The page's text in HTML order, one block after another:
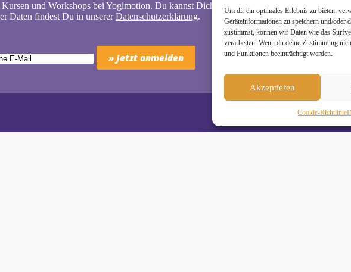
Um dir ein optimales Erlebnis zu bieten,
Geräteinformationen zu speichern und/oder
zustimmst, können wir Daten wie das
verarbeiten. Wenn du deine Zustimmung
und Funktionen beeinträchtigt werden.
Akzeptieren
Cookie-Richtlinie
und Workshops bei Yogimotion. Du kannst Dich natürlich jederzeit wieder
Daten findest Du in unsererDatenschutzerklärung.